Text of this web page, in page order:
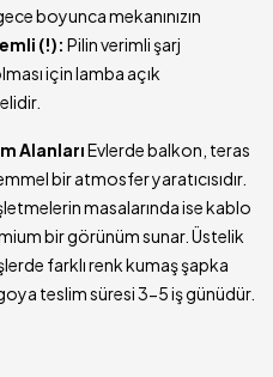
boyunca mekanınızın
(!): Pilin verimli şarj
için lamba açık
AlanlarıEvlerde balkon, teras
bir atmosfer yaratıcısıdır.
masalarında ise kablo
bir görünüm sunar. Üstelik
farklı renk kumaş şapka
teslim süresi 3-5 iş günüdür.